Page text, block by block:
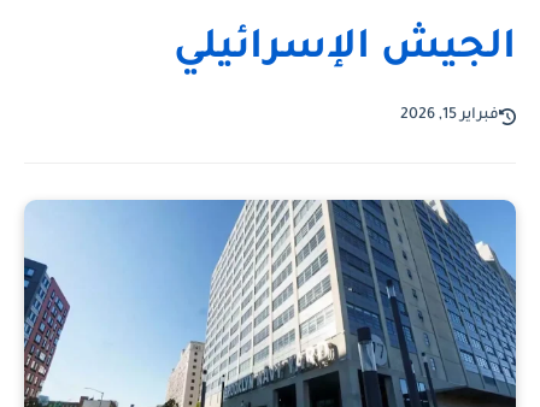
الجيش الإسرائيلي
فبراير 15, 2026